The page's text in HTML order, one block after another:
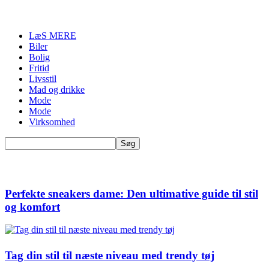
LæS MERE
Biler
Bolig
Fritid
Livsstil
Mad og drikke
Mode
Mode
Virksomhed
Perfekte sneakers dame: Den ultimative guide til stil
og komfort
Tag din stil til næste niveau med trendy tøj